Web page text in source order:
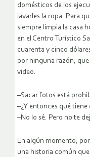
domésticos de los
lavarles la ropa. Para
siempre limpia la casa
en el Centro Turístico
cuarenta y cinco
por ninguna razón,
video.
–Sacar fotos está
–¿Y entonces qué tiene
–No lo sé. Pero no te
En algún momento,
una historia común